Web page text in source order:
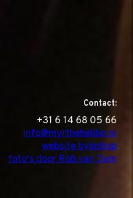
Contact:
‭+31 6 14 68 05 66
info@myrthehelder.nl
website bybishop
foto's door Rob van Dam